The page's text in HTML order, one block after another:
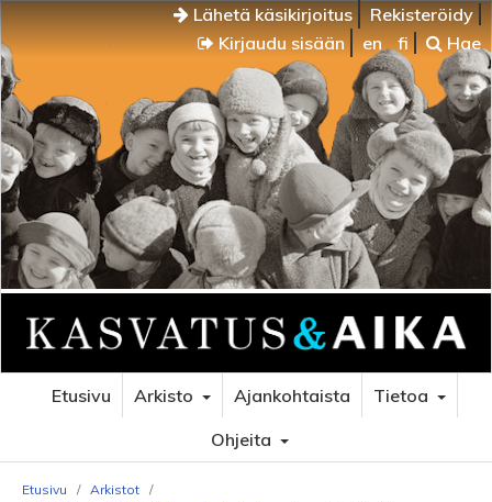
Lähetä käsikirjoitus
Rekisteröidy
Kirjaudu sisään
en fi Hae
Etusivu Arkisto Ajankohtaista
Tietoa
Ohjeita
Etusivu / Arkistot /